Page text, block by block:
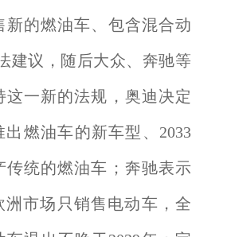
新的燃油车、包含混合动
建议，随后大众、奔驰等
这一新的法规，奥迪决定
出燃油车的新车型、2033
传统的燃油车；奔驰表示
洲市场只销售电动车，全